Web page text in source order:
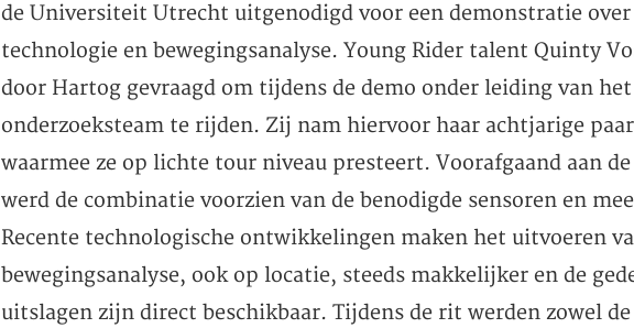
de Universiteit Utrecht uitgenodigd voor een demonstratie
technologie en bewegingsanalyse. Young Rider talent Quinty
door Hartog gevraagd om tijdens de demo onder leiding van het
onderzoeksteam te rijden. Zij nam hiervoor haar achtjarige
waarmee ze op lichte tour niveau presteert. Voorafgaand aan
werd de combinatie voorzien van de benodigde sensoren en
Recente technologische ontwikkelingen maken het uitvoeren
bewegingsanalyse, ook op locatie, steeds makkelijker en de
uitslagen zijn direct beschikbaar. Tijdens de rit werden zowel